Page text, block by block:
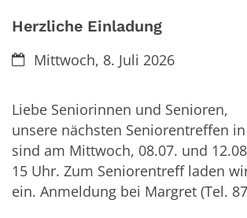
Herzliche Einladung
Datum:Mittwoch, 8. Juli 2026
Liebe Seniorinnen und Senioren,
unsere nächsten Seniorentreffen
sind am Mittwoch, 08.07. und
15 Uhr. Zum Seniorentreff laden
ein. Anmeldung bei Margret (Tel.